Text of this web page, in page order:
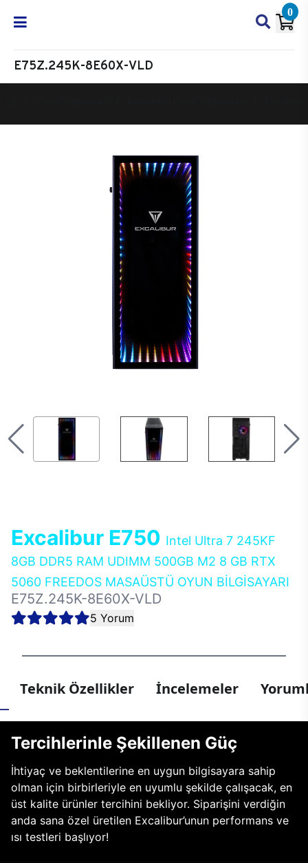
0
E75Z.245K-8E60X-VLD
Excalibur E750 Intel Ultra 7 245KF
8GB DDR5 RAM UDIMM 500GB M2 8 GB RTX
5060 FREEDOS MASAÜSTÜ OYUN BİLGİSAYARI
E75Z.245K-8E60X-VLD
5 Yorum
Teknik Özellikler İncelemeler
Tercihlerinle Şekillenen Güç
İhtiyaç ve beklentilerine en uygun bilgisayara sahip
olman için birbirleriyle en uyumlu şekilde çalışacak, en
üst kalite ürünler tercihini bekliyor. Siparişini verdiğin
anda sana özel üretilen Excalibur’unun performans ve
ısı testleri başlıyor!